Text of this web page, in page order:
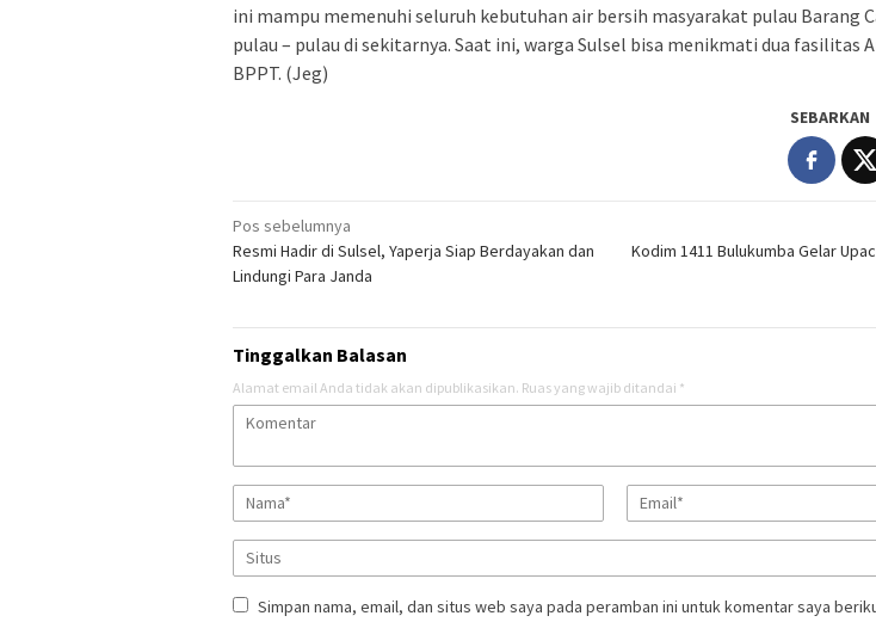
ini mampu memenuhi seluruh kebutuhan air bersih masyarakat pulau Barang
pulau – pulau di sekitarnya. Saat ini, warga Sulsel bisa menikmati dua fasilitas
BPPT. (Jeg)
SEBARKAN
Navigasi
pos
Pos sebelumnya
Resmi Hadir di Sulsel, Yaperja Siap Berdayakan dan
Lindungi Para Janda
Kodim 1411 Bulukumba Gelar
Tinggalkan Balasan
Alamat email Anda tidak akan dipublikasikan. Ruas yang wajib ditandai *
Simpan nama, email, dan situs web saya pada peramban ini untuk komentar saya